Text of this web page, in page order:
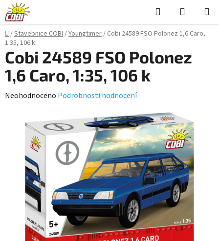
Přejít
na
obsah
Hledat
KOŠÍK
Domů
/Stavebnice COBI/Youngtimer/ Cobi 24589 FSO Polonez 1,6 Caro,
1:35, 106 k
Cobi 24589 FSO Polonez
1,6 Caro, 1:35, 106 k
Průměrné
produktu
hvězdiček.
Neohodnoceno Podrobnosti hodnocení